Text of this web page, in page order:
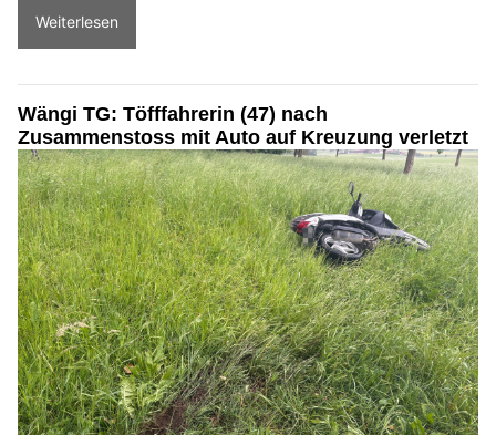
Weiterlesen
Wängi TG: Töfffahrerin (47) nach
Zusammenstoss mit Auto auf Kreuzung verletzt